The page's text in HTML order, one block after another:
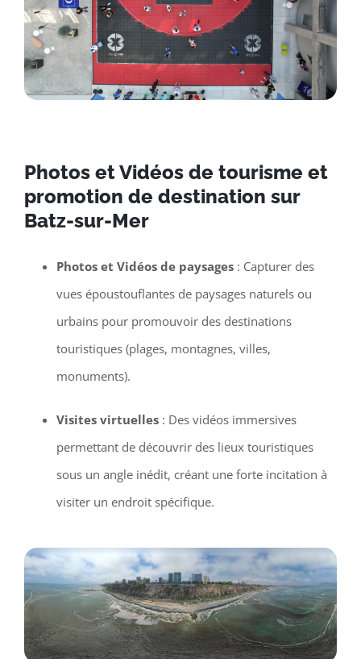
Photos et Vidéos de tourisme et
promotion de destination sur
Batz-sur-Mer
Photos et Vidéos de paysages: Capturer des
vues époustouflantes de paysages naturels ou
urbains pour promouvoir des destinations
touristiques (plages, montagnes, villes,
monuments).
Visites virtuelles: Des vidéos immersives
permettant de découvrir des lieux touristiques
sous un angle inédit, créant une forte incitation à
visiter un endroit spécifique.